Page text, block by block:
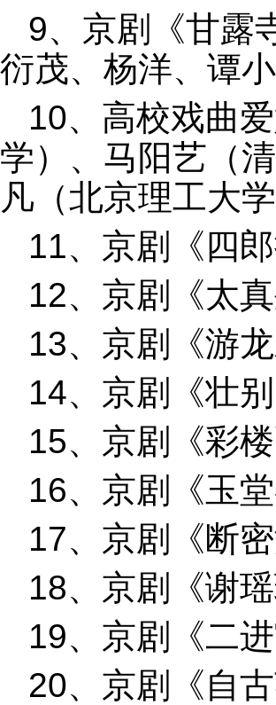
9、京剧《甘露
衍茂、杨洋、谭
10、高校戏曲
学）、马阳艺（
凡（北京理工大学
11、京剧《四
12、京剧《太
13、京剧《游
14、京剧《壮
15、京剧《彩
16、京剧《玉
17、京剧《断
18、京剧《谢
19、京剧《二
20、京剧《自